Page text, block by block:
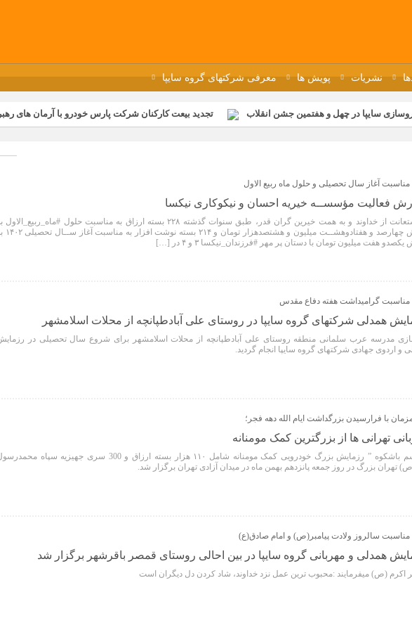
نشریات پویش ها معرفی شرکتهای گروه سایپا
سایپا در چهل و هفتمین جشن انقلاب تجدید بیعت کارکنان شرکت پارس خودرو با آرمان های
استقبال کارکنان برگزار شد
آزادسازی خرمشهر در نمازخانه فاطمیه مگاموتور
مناسبت آغاز سال تحصیلی و حلول ماه ربیع الاول
فعالیت مؤسســه خیریه احسان و نیکوکاری نیکسا
با استعانت از خداوند و به همت خیرین گران قدر، طبق سنوات گذشته ۲۲۸ بسته ارزاق به مناسبت حلول
ارزش چهارصد و هفتادوهشــت
یکصدو هفت میلیون تومان با دستان پر مهر #فرزندان_نیکسا ۳ و ۴ در […]
مناسبت گرامیداشت هفته دفاع مقدس
همدلی شرکتهای گروه سایپا در روستای علی آبادطپانچه از محلات اسلامشهر
مدرسه عرب سلمانی منطقه روستای علی آبادطپانچه از محلات اسلامشهر برای شروع سال تحصیلی در
و اردوی جهادی شرکتهای گروه سایپا انجام گردید.
با فرارسیدن بزرگداشت ایام الله دهه فجر؛
تهرانی ها از بزرگترین کمک مومنانه
مراسم باشکوه ” رزمایش بزرگ خودرویی کمک مومنانه شامل ۱۱۰ هزار بسته ارزاق و 300 سری جهیزیه سپاه
تهران بزرگ در روز جمعه پانزدهم بهمن ماه در میدان آزادی تهران برگزار شد.
مناسبت سالروز ولادت پیامبر(ص) و امام صادق(ع)
همدلی و مهربانی گروه سایپا در بین احالی روستای قمصر باقرشهر برگزار شد
اکرم (ص) میفرمایند :محبوب ترین عمل نزد خداوند، شاد کردن دل دیگران است